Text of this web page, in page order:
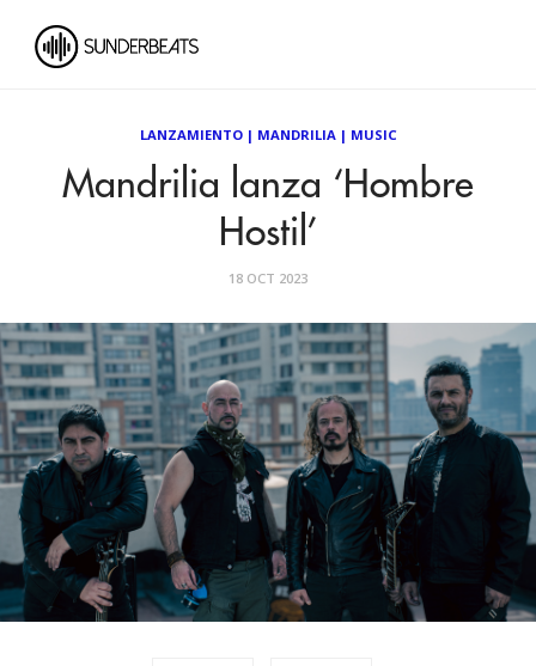
LANZAMIENTO| MANDRILIA| MUSIC
Mandrilia lanza ‘Hombre
Hostil’
18 OCT 2023